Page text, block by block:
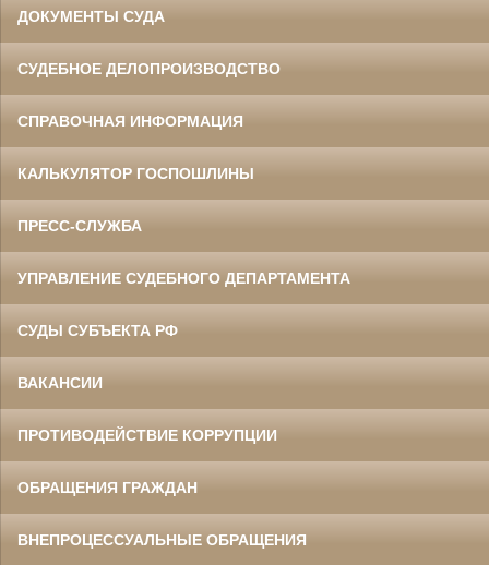
ДОКУМЕНТЫ СУДА
СУДЕБНОЕ ДЕЛОПРОИЗВОДСТВО
СПРАВОЧНАЯ ИНФОРМАЦИЯ
КАЛЬКУЛЯТОР ГОСПОШЛИНЫ
ПРЕСС-СЛУЖБА
УПРАВЛЕНИЕ СУДЕБНОГО ДЕПАРТАМЕНТА
СУДЫ СУБЪЕКТА РФ
ВАКАНСИИ
ПРОТИВОДЕЙСТВИЕ КОРРУПЦИИ
ОБРАЩЕНИЯ ГРАЖДАН
ВНЕПРОЦЕССУАЛЬНЫЕ ОБРАЩЕНИЯ